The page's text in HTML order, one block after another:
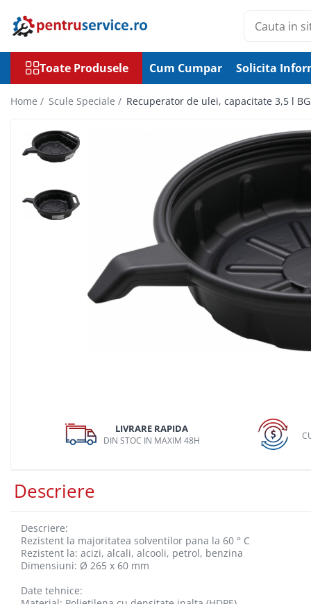
Scule Speciale
Frana, Directie
Scule speciale pentru electrice
Extractoare, Injectoare, Rulmenti
Tinichigerie, Caroserie
Sistem de racire, incalzire, aer
Unelte de Motor si accesorii
Scule Speciale pentru atelier
Chevrolet
Citroen
Dacia
Ford
Toate Produsele Cum Cumpar Solicita
Home / Scule Speciale / Recuperator de ulei, capacitate 3,5 l
LIVRARE RAPIDA
DIN STOC IN MAXIM 48H
Descriere
Descriere:
Rezistent la majoritatea solventilor pana la 60 ° C
Rezistent la: acizi, alcali, alcooli, petrol, benzina
Dimensiuni: Ø 265 x 60 mm
Date tehnice: